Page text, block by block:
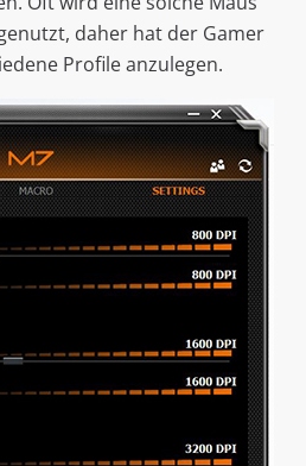
daher hat der Gamer
Profile anzulegen.